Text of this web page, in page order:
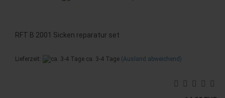
RFT B 2001 Sicken reparatur set
Lieferzeit: ca. 3-4 Tage (Ausland abweichend)